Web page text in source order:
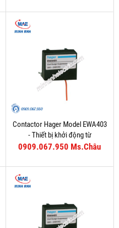
Contactor Hager Model EWA403
- Thiết bị khởi động từ
0909.067.950 Ms.Châu